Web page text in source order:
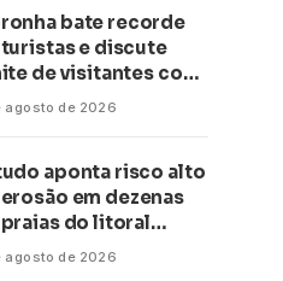
bate recorde
e discute
de visitantes com
agosto de 2026
aponta risco alto
em dezenas
do litoral
agosto de 2026